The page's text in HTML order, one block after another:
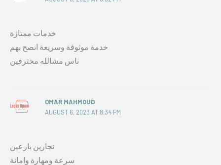
خدمات ممتازة
خدمة موثوقة وسريعة انصح بهم
ناس مشالله محترفين
OMAR MAHMOUD
AUGUST 6, 2023 AT 8:34 PM
نجارين بارعين
سرعة ومهارة وامانة